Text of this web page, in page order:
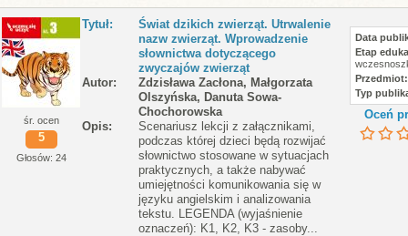
śr. ocen
5
Głosów: 24
Tytuł
Świat dzikich zwierząt. Utrwalenie
nazw zwierząt. Wprowadzenie
słownictwa dotyczącego
zwyczajów zwierząt
Autor
Zdzisława Zacłona, Małgorzata
Olszyńska, Danuta Sowa-
Chochorowska
Opis
Scenariusz lekcji z załącznikami,
podczas której dzieci będą rozwijać
słownictwo stosowane w sytuacjach
praktycznych, a także nabywać
umiejętności komunikowania się w
języku angielskim i analizowania
tekstu. LEGENDA (wyjaśnienie
oznaczeń): K1, K2, K3 - zasoby...
Data
Etap
Przedmiot
Typ
Oceń